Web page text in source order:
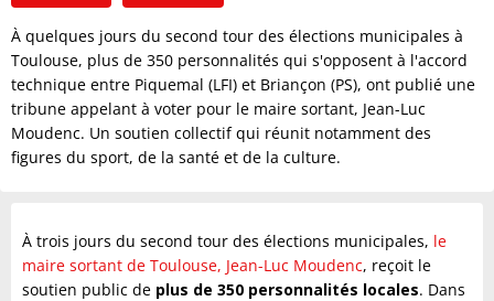
À quelques jours du second tour des élections municipales à
Toulouse, plus de 350 personnalités qui s'opposent à l'accord
technique entre Piquemal (LFI) et Briançon (PS), ont publié une
tribune appelant à voter pour le maire sortant, Jean-Luc
Moudenc. Un soutien collectif qui réunit notamment des
figures du sport, de la santé et de la culture.
À trois jours du second tour des élections municipales, le
maire sortant de Toulouse, Jean-Luc Moudenc, reçoit le
soutien public de plus de 350 personnalités locales. Dans